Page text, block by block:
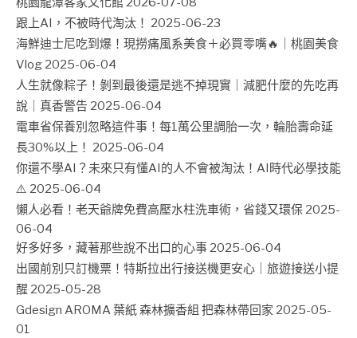
跟上AI，不被時代淘汰！ 2025-06-23
海鮮迪士尼吃到爆！現撈痛風系美食＋必買零嘴🔥｜桃園美食
Vlog 2025-06-04
人生就像粽子！剝到最後還是逃不掉現實｜減肥什麼的先吃再
說｜真香警告 2025-06-04
電車省保養別忽略這件事！每1萬公里調胎一次，輪胎壽命延
長30%以上！ 2025-06-04
你還不學AI？未來只有懂AI的人不會被淘汰！AI時代必學技能
⚠️ 2025-06-04
懶人必看！老天爺牌免費高壓水柱洗車術，省錢又環保 2025-
06-04
好多好多，藏著那些說不出口的心事 2025-06-04
出國前別只訂機票！特斯拉出行接送機更安心｜旅遊接送小提
醒 2025-05-28
Gdesign AROMA 葉紙 森林擴香組 把森林帶回家 2025-05-
01